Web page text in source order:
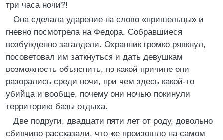
три часа ночи?!
Она сделала ударение на слово «пришельцы» и
гневно посмотрела на Федора. Собравшиеся
возбужденно загалдели. Охранник громко рявкнул,
посоветовал им заткнуться и дать девушкам
возможность объяснить, по какой причине они
разорались среди ночи, при чем здесь какой-то
убийца и вообще, почему они ночью покинули
территорию базы отдыха.
Две подруги, двадцати пяти лет от роду, довольно
сбивчиво рассказали, что же произошло на самом